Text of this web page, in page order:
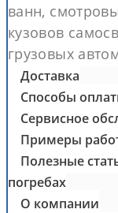
ванн,
кузовов
грузовых
Доставка
Способы
Сервисное
Примеры
Полезные
погребах
О компании